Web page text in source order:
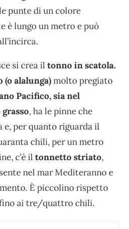
punte di un colore
è lungo un metro e può
si crea il tonno in scatola.
(o alalunga)molto pregiato
Pacifico, sia nel
grasso, ha le pinne che
e, per quanto riguarda il
chili, per un metro
c’è il tonnetto striato,
nel mar Mediteranno e
È piccolino rispetto
ai tre/quattro chili.